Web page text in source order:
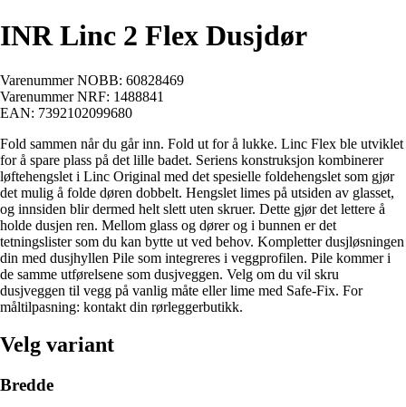
INR Linc 2 Flex Dusjdør
Varenummer NOBB: 60828469
Varenummer NRF: 1488841
EAN: 7392102099680
Fold sammen når du går inn. Fold ut for å lukke. Linc Flex ble utviklet
for å spare plass på det lille badet. Seriens konstruksjon kombinerer
løftehengslet i Linc Original med det spesielle foldehengslet som gjør
det mulig å folde døren dobbelt. Hengslet limes på utsiden av glasset,
og innsiden blir dermed helt slett uten skruer. Dette gjør det lettere å
holde dusjen ren. Mellom glass og dører og i bunnen er det
tetningslister som du kan bytte ut ved behov. Kompletter dusjløsningen
din med dusjhyllen Pile som integreres i veggprofilen. Pile kommer i
de samme utførelsene som dusjveggen. Velg om du vil skru
dusjveggen til vegg på vanlig måte eller lime med Safe-Fix. For
måltilpasning: kontakt din rørleggerbutikk.
Velg variant
Bredde